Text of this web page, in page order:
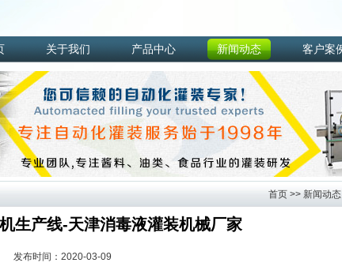
关于我们 产品中心 新闻动态 客户案
首页 >> 新闻动态
生产线-天津消毒液灌装机械厂家
发布时间：2020-03-09